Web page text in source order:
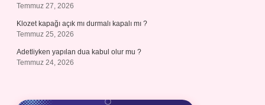
Temmuz 27, 2026
Klozet kapağı açık mı durmalı kapalı mı ?
Temmuz 25, 2026
Adetliyken yapılan dua kabul olur mu ?
Temmuz 24, 2026